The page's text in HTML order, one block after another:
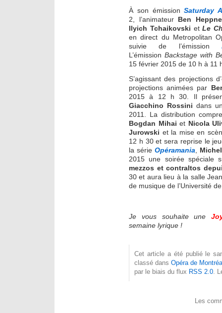
À son émissionSaturday
2, l’animateur Ben
Ilyich Tchaikovski etLe
en direct du Metropolitan
suivie de l’émission
L’émissionBackstage with
15 février 2015 de 10 h à 11
S’agissant des projections
projections animées par
2015 à 12 h 30. Il
Giacchino Rossini dans
2011. La distribution
Bogdan Mihaiet Nicola
Jurowski et la mise en
12 h 30 et sera reprise le
la sérieOpéramania,
2015 une soirée
mezzos et contraltos
30 et aura lieu à la salle
de musique de l’Université
Je vous souhaite une
semaine lyrique !
Cet article a été publié le
classé dansOpéra de
par le biais du flux RSS 2.0 .
Les